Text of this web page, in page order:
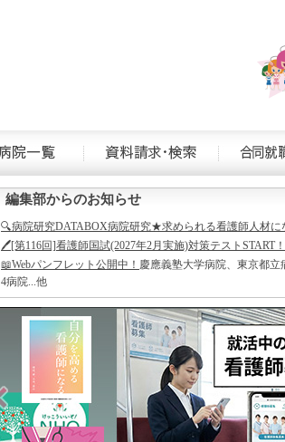
編集部からのお知らせ
🔍病院研究DATABOX病院研究★求められる看護師人材に
🖊[第116回]看護師国試(2027年2月実施)対策テストSTART
📖Webパンフレット公開中！ 慶應義塾大学病院、東京都
4病院...他